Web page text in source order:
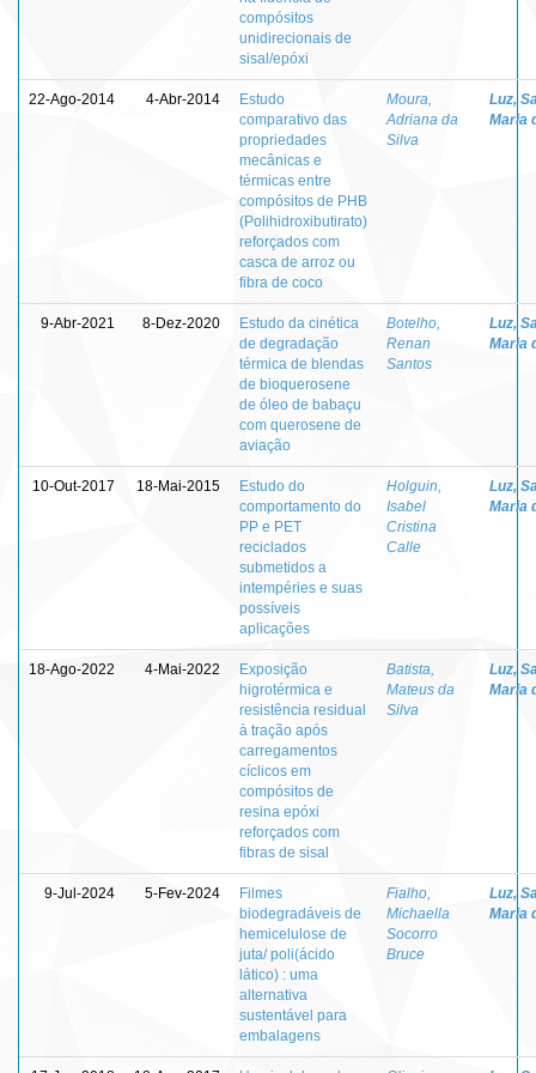
compósitos
unidirecionais de
sisal/epóxi
22-Ago-2014 4-Abr-2014
Estudo
comparativo das
propriedades
mecânicas e
térmicas entre
compósitos de PHB
(Polihidroxibutirato)
reforçados com
casca de arroz ou
fibra de coco
Moura,
Adriana da
Silva
Luz,
Maria
9-Abr-2021 8-Dez-2020
Estudo da cinética
de degradação
térmica de blendas
de bioquerosene
de óleo de babaçu
com querosene de
aviação
Botelho,
Renan
Santos
Luz,
Maria
10-Out-2017 18-Mai-2015
Estudo do
comportamento do
PP e PET
reciclados
submetidos a
intempéries e suas
possíveis
aplicações
Holguin,
Isabel
Cristina
Calle
Luz,
Maria
18-Ago-2022 4-Mai-2022
Exposição
higrotérmica e
resistência residual
à tração após
carregamentos
cíclicos em
compósitos de
resina epóxi
reforçados com
fibras de sisal
Batista,
Mateus da
Silva
Luz,
Maria
9-Jul-2024 5-Fev-2024
Filmes
biodegradáveis de
hemicelulose de
juta/ poli(ácido
lático) : uma
alternativa
sustentável para
embalagens
Fialho,
Michaella
Socorro
Bruce
Luz,
Maria